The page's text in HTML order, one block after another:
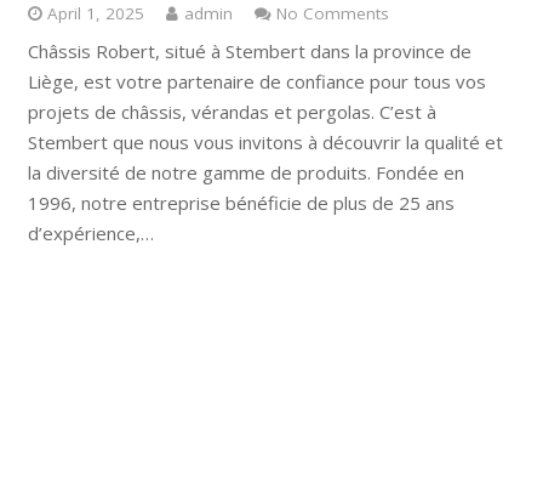
April 1, 2025 admin No Comments
Châssis Robert, situé à Stembert dans la province de
Liège, est votre partenaire de confiance pour tous vos
projets de châssis, vérandas et pergolas. C’est à
Stembert que nous vous invitons à découvrir la qualité et
la diversité de notre gamme de produits. Fondée en
1996, notre entreprise bénéficie de plus de 25 ans
d’expérience,…